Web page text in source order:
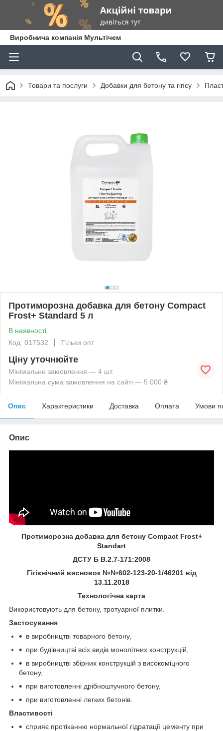
Виробнича компанія Мультічем
Товари та послуги Добавки для бетону та гіпсу
Протиморозна добавка для бетону Compact
Frost+ Standard 5 л
В наявності
Код: 017532
Тільки опт
Ціну уточнюйте
Мінімальне замовлення — 4 шт.
Мінімальна сума замовлення на сайті — 5 000 ₴
Опис Характеристики Доставка Оплата Умови
Опис
Протиморозна добавка для бетону Compact Frost+
Standart
ДСТУ Б В.2.7-171:2008
Гігієнічний висновок №№602-123-20-1/46201 від
13.11.2018
Технологічна карта
Використовують для бетону, тротуарної плитки.
Застосування
в виробництві товарного бетону,
при будівництві всіх видів монолітних конструкцій,
в виробництві збірних конструкцій з високоміцного
бетону,
при виготовленні дрібноштучного бетону,
при виготовленні легких бетонів.
Властивості
сприяє протіканню нормальної гідратації цементу при